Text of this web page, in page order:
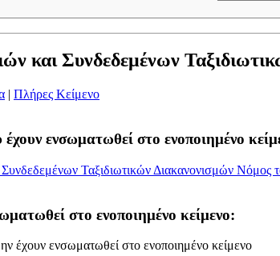
και Συνδεδεμένων
| Πλήρες Κείμενο
ενσωματωθεί στο ενοποιημένο
Ταξιδιωτικών Διακανονισμών
στο ενοποιημένο κείμενο:
έχουν ενσωματωθεί στο ενοποιημένο κείμενο